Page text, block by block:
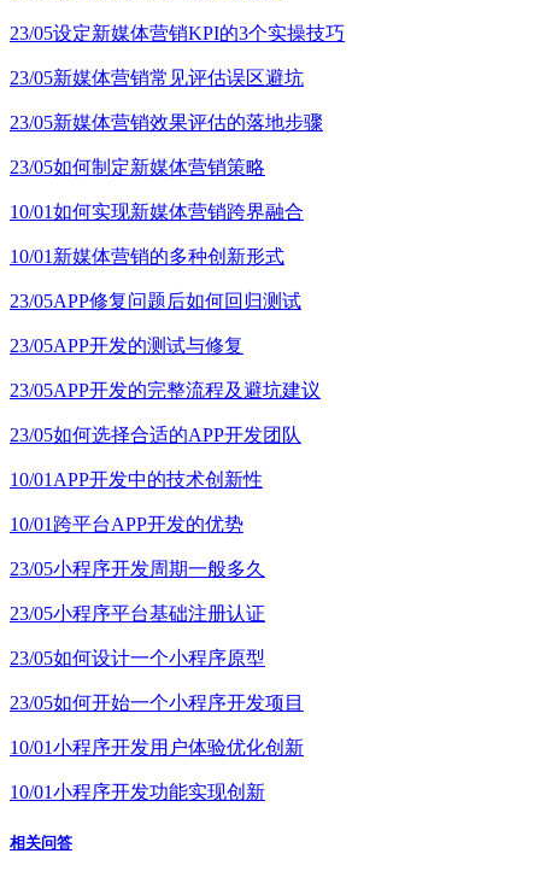
23/05设定新媒体营销KPI的3个实操技巧
23/05新媒体营销常见评估误区避坑
23/05新媒体营销效果评估的落地步骤
23/05如何制定新媒体营销策略
10/01如何实现新媒体营销跨界融合
10/01 新媒体营销的多种创新形式
23/05APP修复问题后如何回归测试
23/05APP开发的测试与修复
23/05APP开发的完整流程及避坑建议
23/05如何选择合适的APP开发团队
10/01 APP开发中的技术创新性
10/01 跨平台APP开发的优势
23/05小程序开发周期一般多久
23/05小程序平台基础注册认证
23/05如何设计一个小程序原型
23/05如何开始一个小程序开发项目
10/01小程序开发用户体验优化创新
10/01小程序开发功能实现创新
相关问答